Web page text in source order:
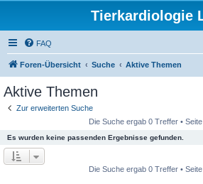
Tierkardiologie
FAQ
Foren-Übersicht Suche Aktive Themen
Aktive Themen
Zur erweiterten Suche
Die Suche ergab 0 Treffer • Seite
Es wurden keine passenden Ergebnisse gefunden.
Die Suche ergab 0 Treffer • Seite